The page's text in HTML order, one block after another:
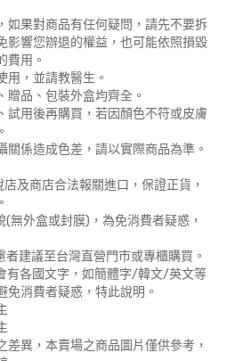
如果對商品有任何疑問，請先不要拆
影響您辦退的權益，也可能依照損毀
費用。
用，並請教醫生。
贈品、包裝外盒均齊全。
試用後再購買，若因顏色不符或皮膚
係造成色差，請以實際商品為準。
及商店合法報關進口，保證正貨，
無外盒或封膜)，為免消費者疑惑，
建議至台灣直營門市或專櫃購買。
有各國文字，如簡體字/韓文/英文等
消費者疑惑，特此說明。
差異，本賣場之商品圖片僅供參考，